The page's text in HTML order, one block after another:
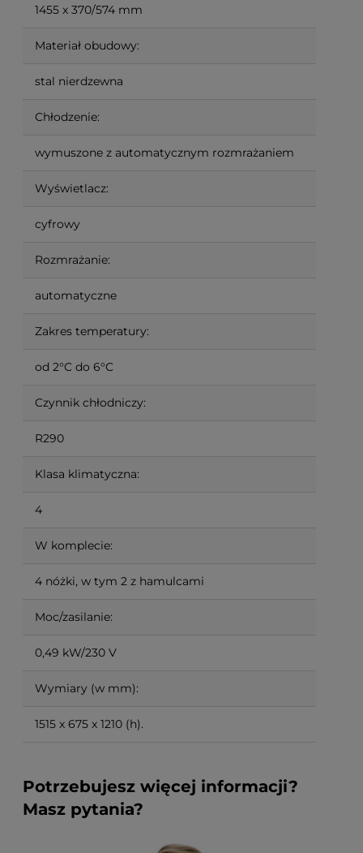
1455 x 370/574 mm
Materiał obudowy:
stal nierdzewna
Chłodzenie:
wymuszone z automatycznym rozmrażaniem
Wyświetlacz:
cyfrowy
Rozmrażanie:
automatyczne
Zakres temperatury:
od 2°C do 6°C
Czynnik chłodniczy:
R290
Klasa klimatyczna:
4
W komplecie:
4 nóżki, w tym 2 z hamulcami
Moc/zasilanie:
0,49 kW/230 V
Wymiary (w mm):
1515 x 675 x 1210 (h).
Potrzebujesz więcej informacji?
Masz pytania?